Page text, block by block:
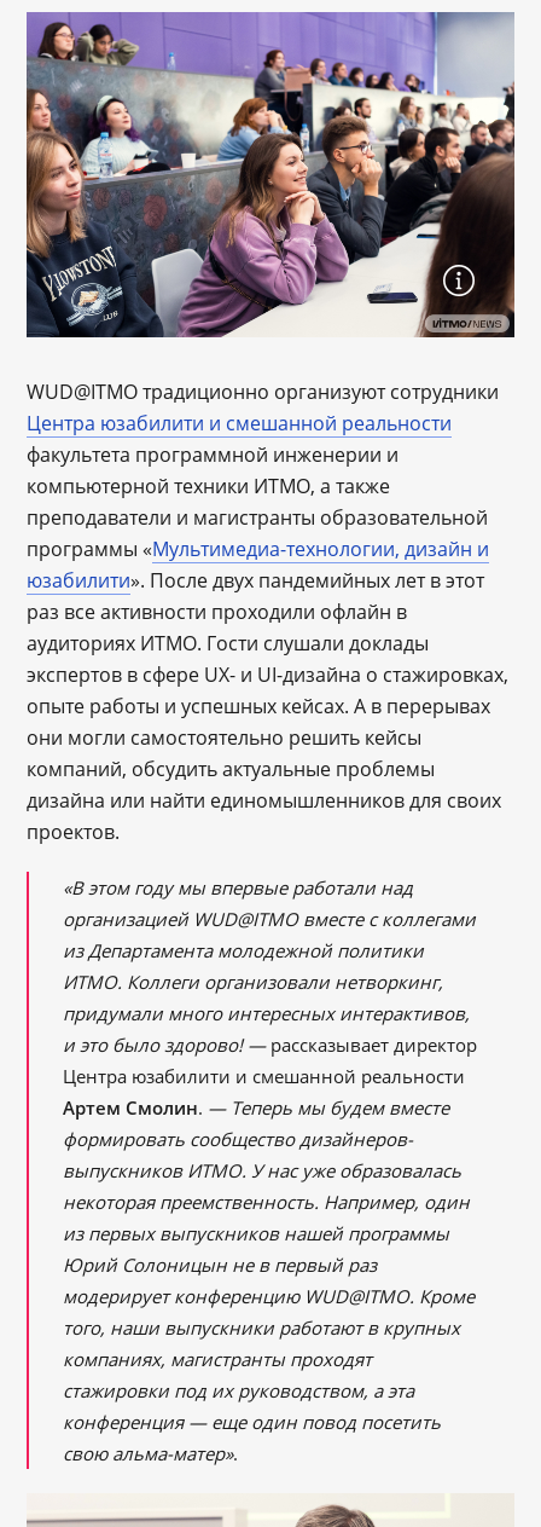
WUD@ITMO традиционно организуют сотрудники
Центра юзабилити и смешанной реальности
факультета программной инженерии и
компьютерной техники ИТМО, а также
преподаватели и магистранты образовательной
программы «Мультимедиа-технологии, дизайн и
юзабилити». После двух пандемийных лет в этот
раз все активности проходили офлайн в
аудиториях ИТМО. Гости слушали доклады
экспертов в сфере UX- и UI-дизайна о стажировках,
опыте работы и успешных кейсах. А в перерывах
они могли самостоятельно решить кейсы
компаний, обсудить актуальные проблемы
дизайна или найти единомышленников для своих
проектов.
«В этом году мы впервые работали над
организацией WUD@ITMO вместе с коллегами
из Департамента молодежной политики
ИТМО. Коллеги организовали нетворкинг,
придумали много интересных интерактивов,
и это было здорово! — рассказывает директор
Центра юзабилити и смешанной реальности
Артем Смолин. — Теперь мы будем вместе
формировать сообщество дизайнеров-
выпускников ИТМО. У нас уже образовалась
некоторая преемственность. Например, один
из первых выпускников нашей программы
Юрий Солоницын не в первый раз
модерирует конференцию WUD@ITMO. Кроме
того, наши выпускники работают в крупных
компаниях, магистранты проходят
стажировки под их руководством, а эта
конференция — еще один повод посетить
свою альма-матер».